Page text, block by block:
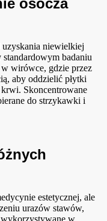
osocza
uzyskania niewielkiej
badaniu
wirówce, gdzie przez
aby oddzielić płytki
Skoncentrowane
do strzykawki i
estetycznej, ale
urazów stawów,
wykorzystywane w